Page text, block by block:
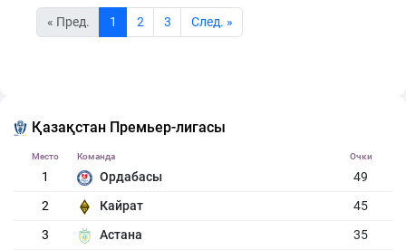
« Пред. 1 2 3 Cлед. »
Қазақстан Премьер-лигасы
Место Команда Очки
1 Ордабасы
49
2
Кайрат
45
3
Астана
35